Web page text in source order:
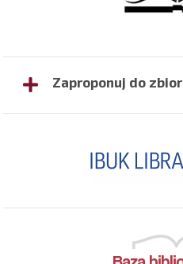
Zaproponuj do